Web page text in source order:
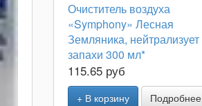
Очиститель воздуха
«Symphony» Лесная
Земляника, нейтрализует
запахи 300 мл*
115.65 руб
+ В корзину Подробнее